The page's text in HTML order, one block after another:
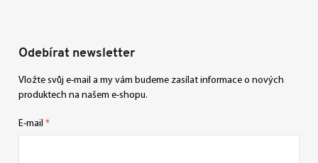
Odebírat newsletter
Vložte svůj e-mail a my vám budeme zasílat informace o nových
produktech na našem e-shopu.
E-mail